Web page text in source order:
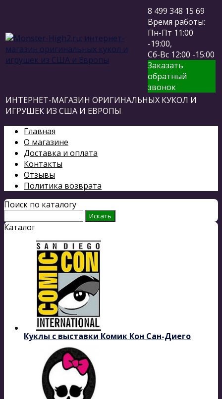
8 499 348 15 69
Время работы:
Пн-Пт 11:00
-19:00,
Сб-Вс 12:00 -15:00
Заказать
обратный
звонок
ИНТЕРНЕТ-МАГАЗИН ОРИГИНАЛЬНЫХ КУКОЛ И
ИГРУШЕК ИЗ США И ЕВРОПЫ
Главная
О магазине
Доставка и оплата
Контакты
Отзывы
Политика возврата
Поиск по каталогу
Каталог
Куклы с выставки Комик Кон Сан-Диего